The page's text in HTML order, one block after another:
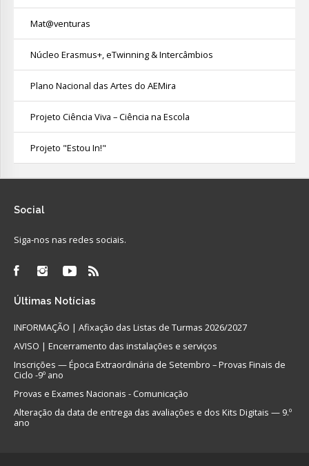
Mat@venturas
Núcleo Erasmus+, eTwinning & Intercâmbios
Plano Nacional das Artes do AEMira
Projeto Ciência Viva – Ciência na Escola
Projeto "Estou In!"
Social
Siga-nos nas redes sociais.
Últimas Notícias
INFORMAÇÃO | Afixação das Listas de Turmas 2026/2027
AVISO | Encerramento das instalações e serviços
Inscrições — Época Extraordinária de Setembro – Provas Finais de
Ciclo -9º ano
Provas e Exames Nacionais - Comunicação
Alteração da data de entrega das avaliações e dos Kits Digitais — 9.º
ano